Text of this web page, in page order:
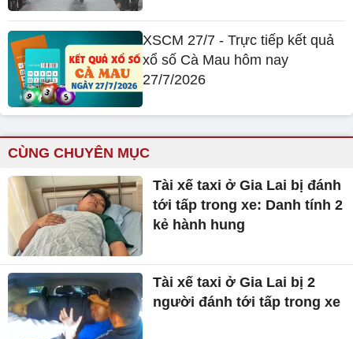
XSCM 27/7 - Trực tiếp kết quả
xổ số Cà Mau hôm nay
27/7/2026
CÙNG CHUYÊN MỤC
Tài xế taxi ở Gia Lai bị đánh
tới tấp trong xe: Danh tính 2
kẻ hành hung
Tài xế taxi ở Gia Lai bị 2
người đánh tới tấp trong xe